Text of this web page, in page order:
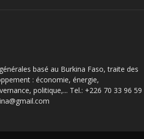
basé au Burkina Faso, traite des
: économie, énergie,
politique,... Tel.: +226 70 33 96 59